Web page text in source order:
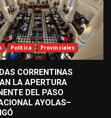
Política Provinciales
CORRENTINAS
LA APERTURA
DEL PASO
AYOLAS–